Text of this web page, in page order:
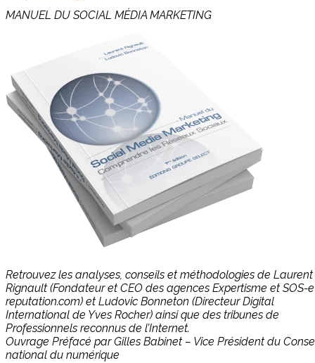
MANUEL DU SOCIAL MÉDIA MARKETING
Retrouvez les analyses, conseils et méthodologies de Laurent
Rignault (Fondateur et CEO des agences Expertisme et SOS-
reputation.com) et Ludovic Bonneton (Directeur Digital
International de Yves Rocher) ainsi que des tribunes de
Professionnels reconnus de l’Internet.
Ouvrage Préfacé par Gilles Babinet – Vice Président du
national du numérique